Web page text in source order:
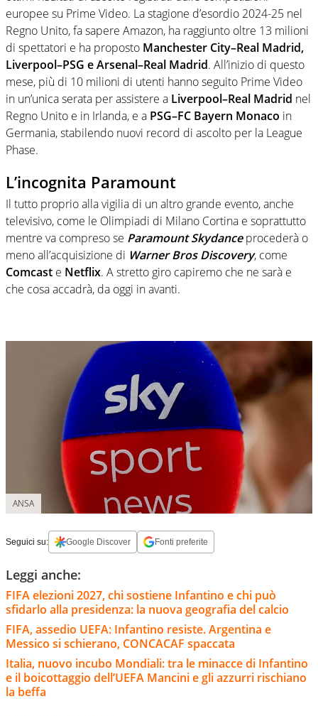
europee su Prime Video. La stagione d’esordio 2024-25 nel
Regno Unito, fa sapere Amazon, ha raggiunto oltre 13 milioni
di spettatori e ha proposto Manchester City–Real Madrid,
Liverpool–PSG e Arsenal–Real Madrid. All’inizio di questo
mese, più di 10 milioni di utenti hanno seguito Prime Video
in un’unica serata per assistere a Liverpool–Real Madrid nel
Regno Unito e in Irlanda, e a PSG–FC Bayern Monaco in
Germania, stabilendo nuovi record di ascolto per la League
Phase.
L’incognita Paramount
Il tutto proprio alla vigilia di un altro grande evento, anche
televisivo, come le Olimpiadi di Milano Cortina e soprattutto
mentre va compreso se Paramount Skydanceprocederà o
meno all’acquisizione di Warner Bros Discovery, come
Comcast e Netflix. A stretto giro capiremo che ne sarà e
che cosa accadrà, da oggi in avanti.
ANSA
Seguici su: Google Discover Fonti preferite
Leggi anche:
FIFA elezioni 2027, chi sostiene Infantino e chi può
sfidarlo alla presidenza: la nuova geografia del calcio
FIFA, assedio UEFA: Infantino resiste. Argentina e
Messico si schierano, CONCACAF spaccata
Italia, nuovo incubo Mondiali: tra le minacce di Infantino
e il boicottaggio dell’UEFA Mancini e gli azzurri rischiano
la beffa